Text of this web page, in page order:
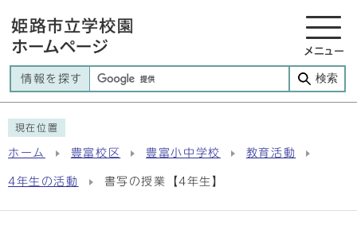
メニュー
情報を探す 検索
現在位置
ホーム 豊富校区 豊富小中学校 教育活動
4年生の活動 書写の授業【4年生】